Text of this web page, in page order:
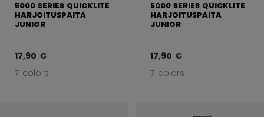
5000 SERIES QUICKLITE
HARJOITUSPAITA
JUNIOR
17,90 €
7 colors
5000 SERIES QUICKLITE
HARJOITUSPAITA
JUNIOR
17,90 €
7 colors